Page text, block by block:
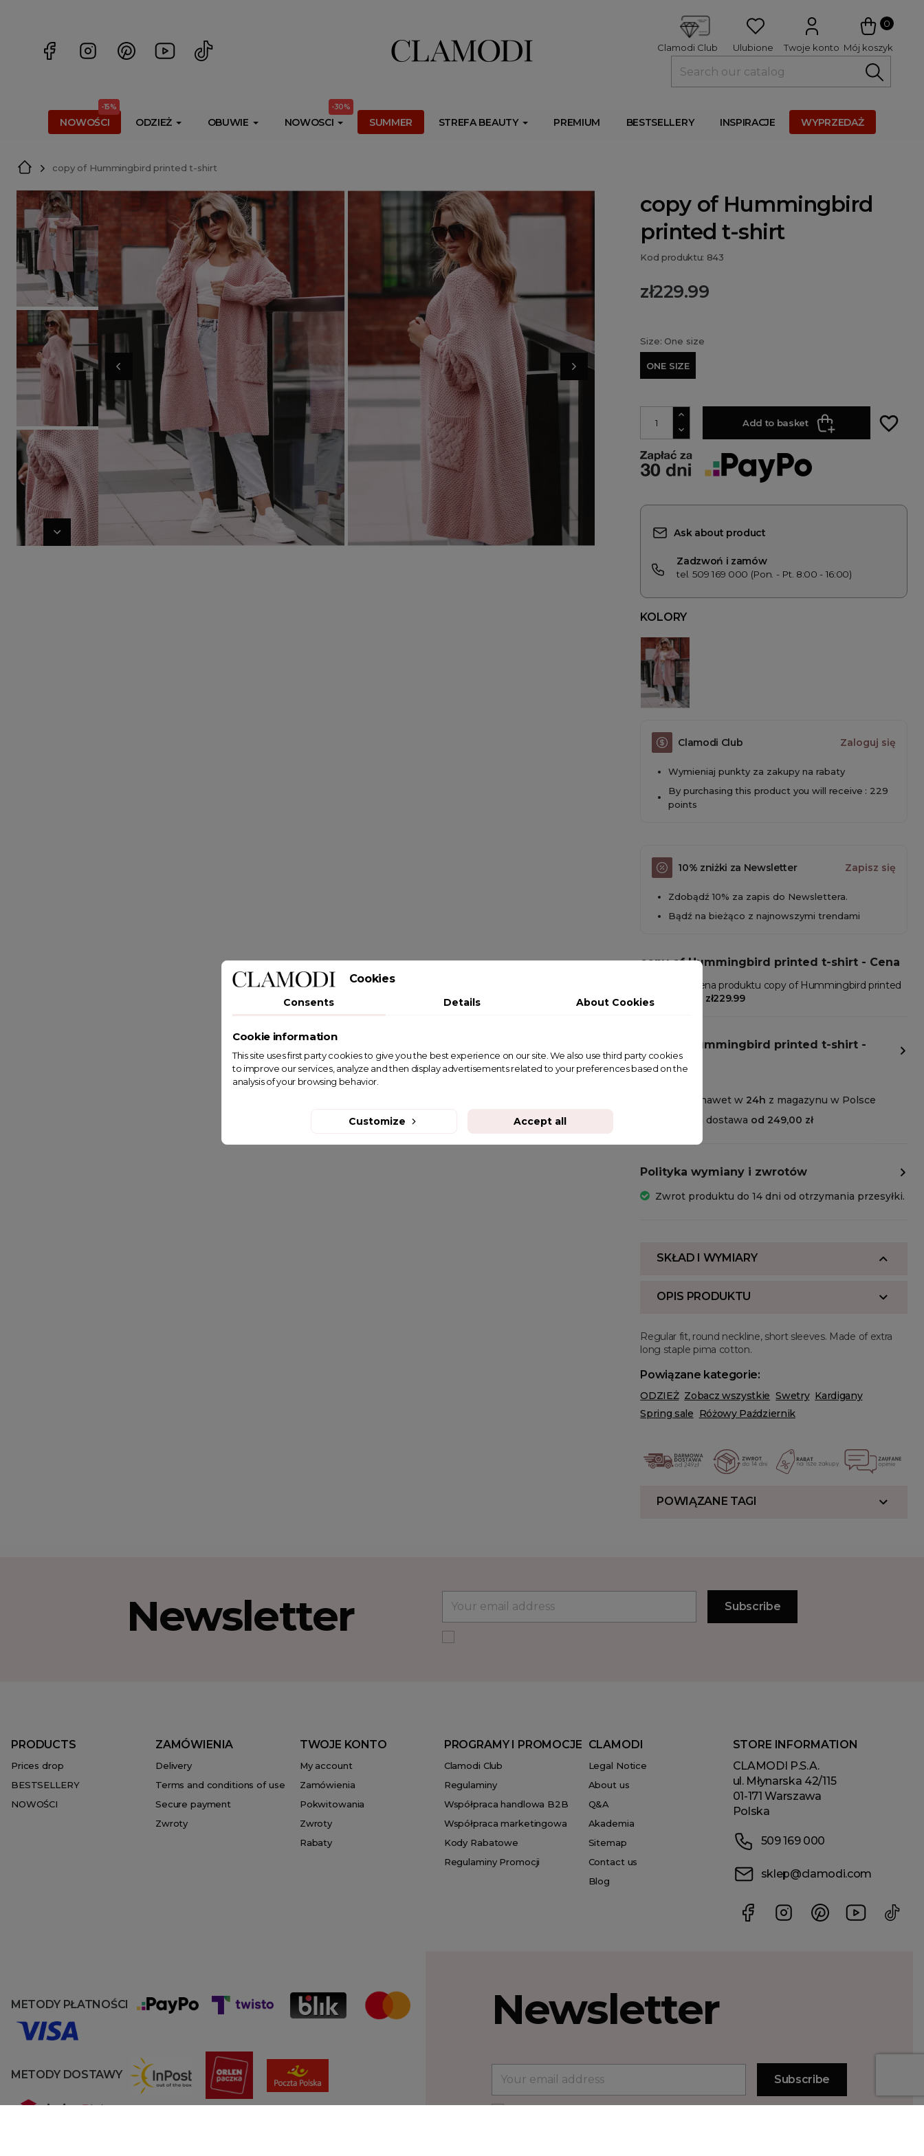
0
Mój koszyk
Twoje konto
Ulubione
Clamodi Club
NOWOŚCI
-15%
ODZIEŻ OBUWIE NOWOSCI
-30%
SUMMER STREFA BEAUTY PREMIUM BESTSELLERY INSPIRACJE WYPRZEDAŻ
copy of Hummingbird printed t-shirt
copy of Hummingbird
printed t-shirt
Kod produktu: 843
zł229.99
Size: One size
ONE SIZE
Add to basket favorite_border
Ask about product
Zadzwoń i zamów
tel. 509 169 000 (Pon. - Pt. 8:00 - 16:00)
KOLORY
Clamodi Club Zaloguj się
Wymieniaj punkty za zakupy na rabaty
By purchasing this product you will receive : 229
points
10% zniżki za Newsletter Zapisz się
Zdobądź 10% za zapis do Newslettera.
Bądź na bieżąco z najnowszymi trendami
copy of Hummingbird printed t-shirt - Cena
W Clamodi cena produktu copy of Hummingbird printed
t-shirt wynosi: zł229.99
copy of Hummingbird printed t-shirt -
Dostawa
Wysyłka nawet w 24h z magazynu w Polsce
Darmowa dostawa od 249,00 zł
Polityka wymiany i zwrotów
Zwrot produktu do 14 dni od otrzymania przesyłki.
SKŁAD I WYMIARY
OPIS PRODUKTU
Regular fit, round neckline, short sleeves. Made of extra
long staple pima cotton.
Powiązane kategorie:
ODZIEŻ Zobacz wszystkie Swetry Kardigany
Spring sale Różowy Październik
POWIĄZANE TAGI
Newsletter
PRODUCTS
Prices drop
BESTSELLERY
NOWOŚCI
ZAMÓWIENIA
Delivery
Terms and conditions of use
Secure payment
Zwroty
TWOJE KONTO
My account
Zamówienia
Pokwitowania
Zwroty
Rabaty
PROGRAMY I PROMOCJE
Clamodi Club
Regulaminy
Współpraca handlowa B2B
Współpraca marketingowa
Kody Rabatowe
Regulaminy Promocji
CLAMODI
Legal Notice
About us
Q&A
Akademia
Sitemap
Contact us
Blog
STORE INFORMATION
CLAMODI P.S.A.
ul. Młynarska 42/115
01-171 Warszawa
Polska
509 169 000
sklep@clamodi.com
METODY PŁATNOŚCI
METODY DOSTAWY
Newsletter
Cookies
Consents Details About Cookies
Cookie information
This site uses first party cookies to give you the best experience on our site. We also use third party cookies
to improve our services, analyze and then display advertisements related to your preferences based on the
analysis of your browsing behavior.
Customize Accept all